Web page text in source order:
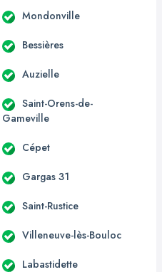
Mondonville
Bessières
Auzielle
Saint-Orens-de-
Gameville
Cépet
Gargas 31
Saint-Rustice
Villeneuve-lès-Bouloc
Labastidette